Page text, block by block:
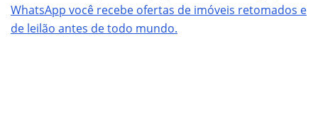
WhatsApp você recebe ofertas de imóveis retomados e
de leilão antes de todo mundo.